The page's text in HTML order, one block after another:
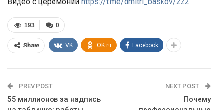
0
193
Share VK OK.ru Facebook
PREV POST
55 миллионов за надпись
NEXT POST
Почему